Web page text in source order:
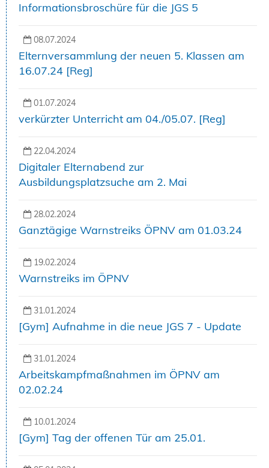
Informationsbroschüre für die JGS 5
08.07.2024
Elternversammlung der neuen 5. Klassen am
16.07.24 [Reg]
01.07.2024
verkürzter Unterricht am 04./05.07. [Reg]
22.04.2024
Digitaler Elternabend zur
Ausbildungsplatzsuche am 2. Mai
28.02.2024
Ganztägige Warnstreiks ÖPNV am 01.03.24
19.02.2024
Warnstreiks im ÖPNV
31.01.2024
[Gym] Aufnahme in die neue JGS 7 - Update
31.01.2024
Arbeitskampfmaßnahmen im ÖPNV am
02.02.24
10.01.2024
[Gym] Tag der offenen Tür am 25.01.